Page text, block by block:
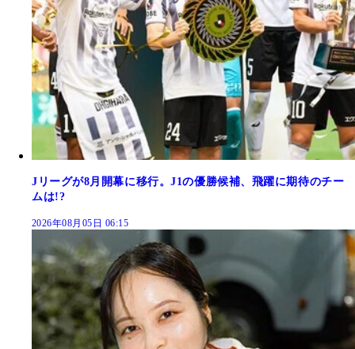
Jリーグが8月開幕に移行。J1の優勝候補、飛躍に期待のチー
ムは!?
2026年08月05日 06:15